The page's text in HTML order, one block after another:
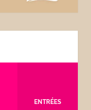
ENTRÉES